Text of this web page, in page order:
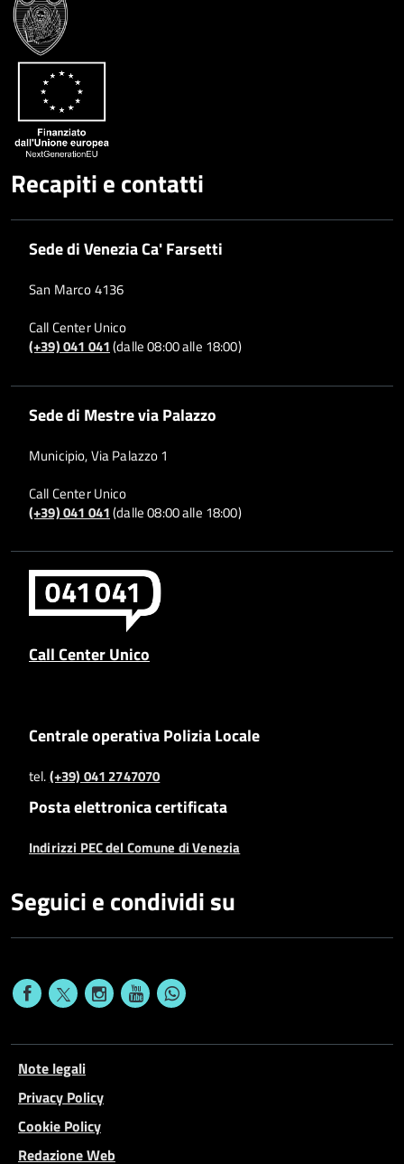
Recapiti e contatti
Sede di Venezia Ca' Farsetti
San Marco 4136
Call Center Unico
(+39) 041 041(dalle 08:00 alle 18:00)
Sede di Mestre via Palazzo
Municipio, Via Palazzo 1
Call Center Unico
(+39) 041 041(dalle 08:00 alle 18:00)
Call Center Unico
Centrale operativa Polizia Locale
tel.(+39) 041 2747070
Posta elettronica certificata
Indirizzi PEC del Comune di Venezia
Seguici e condividi su
Note legali
Privacy Policy
Cookie Policy
Redazione Web